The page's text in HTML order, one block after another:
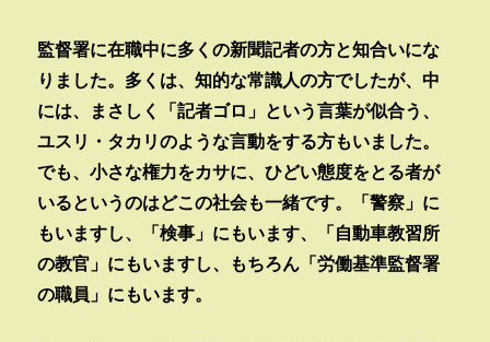
監督署に在職中に多くの新聞記者の方と知合いにな
りました。多くは、知的な常識人の方でしたが、中
には、まさしく「記者ゴロ」という言葉が似合う、
ユスリ・タカリのような言動をする方もいました。
でも、小さな権力をカサに、ひどい態度をとる者が
いるというのはどこの社会も一緒です。「警察」に
もいますし、「検事」にもいます、「自動車教習所
の教官」にもいますし、もちろん「労働基準監督署
の職員」にもいます。